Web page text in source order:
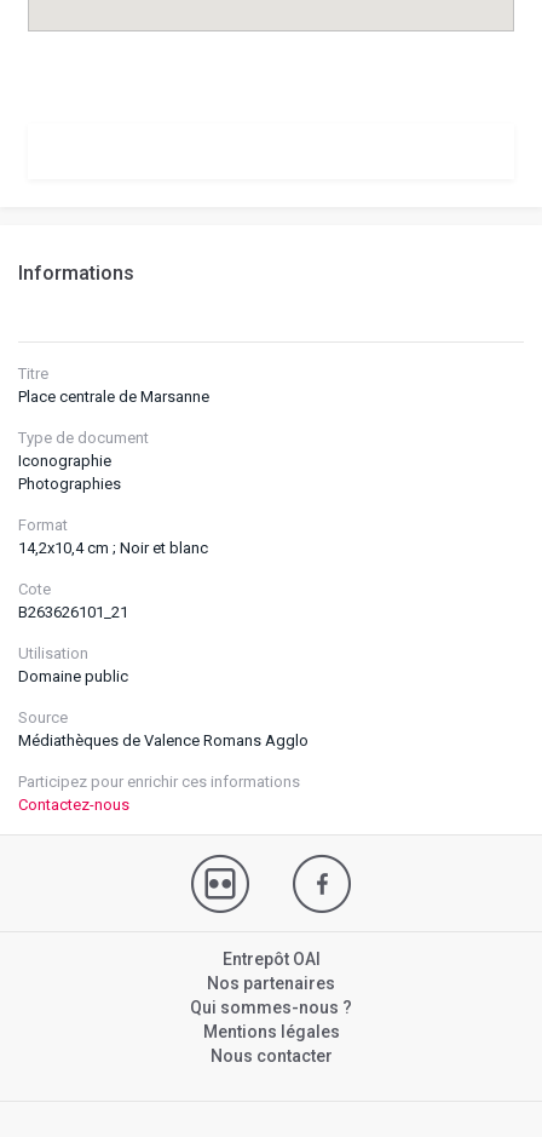
Informations
Titre
Place centrale de Marsanne
Type de document
Iconographie
Photographies
Format
14,2x10,4 cm ; Noir et blanc
Cote
B263626101_21
Utilisation
Domaine public
Source
Médiathèques de Valence Romans Agglo
Participez pour enrichir ces informations
Contactez-nous
Entrepôt OAI
Nos partenaires
Qui sommes-nous ?
Mentions légales
Nous contacter